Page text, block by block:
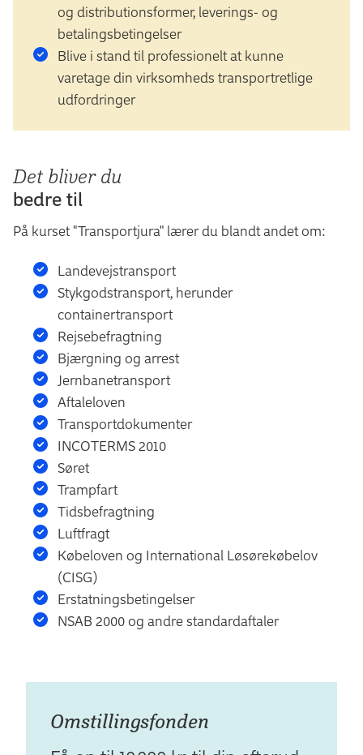
og distributionsformer, leverings- og
betalingsbetingelser
Blive i stand til professionelt at kunne
varetage din virksomheds transportretlige
udfordringer
Det bliver du
bedre til
På kurset "Transportjura" lærer du blandt andet om:
Landevejstransport
Stykgodstransport, herunder
containertransport
Rejsebefragtning
Bjærgning og arrest
Jernbanetransport
Aftaleloven
Transportdokumenter
INCOTERMS 2010
Søret
Trampfart
Tidsbefragtning
Luftfragt
Købeloven og International Løsørekøbelov
(CISG)
Erstatningsbetingelser
NSAB 2000 og andre standardaftaler
Omstil­lings­fonden